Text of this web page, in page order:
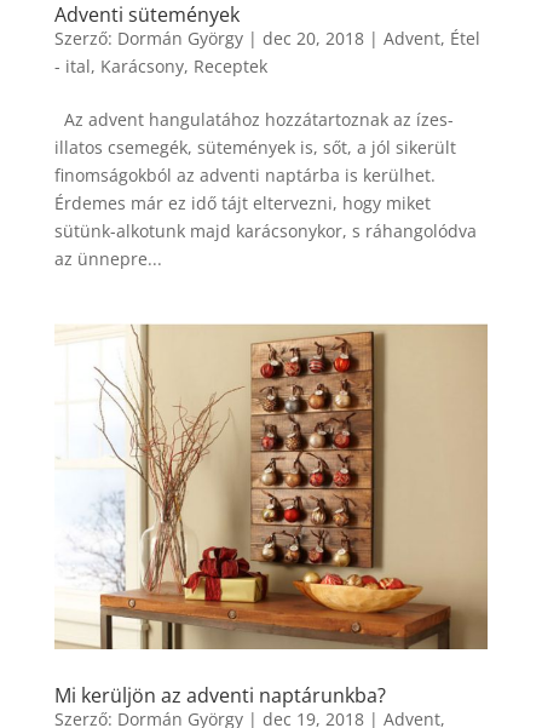
Adventi sütemények
Szerző: Dormán György| dec 20, 2018| Advent, Étel
- ital, Karácsony, Receptek
Az advent hangulatához hozzátartoznak az ízes-
illatos csemegék, sütemények is, sőt, a jól sikerült
finomságokból az adventi naptárba is kerülhet.
Érdemes már ez idő tájt eltervezni, hogy miket
sütünk-alkotunk majd karácsonykor, s ráhangolódva
az ünnepre...
Mi kerüljön az adventi naptárunkba?
Szerző: Dormán György| dec 19, 2018| Advent,